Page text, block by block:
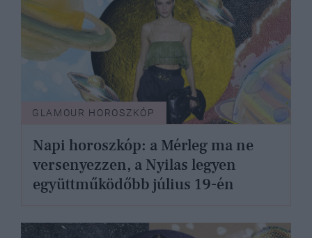
GLAMOUR HOROSZKÓP
Napi horoszkóp: a Mérleg ma ne
versenyezzen, a Nyilas legyen
együttműködőbb július 19-én